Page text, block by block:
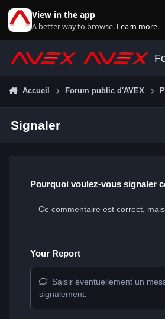
View in the app
A better way to browse. Learn more.
Accueil Forum public d'AVEX
Signaler
Pourquoi voulez-vous signaler
Your Report
Saisir éventuellement un
signalement.